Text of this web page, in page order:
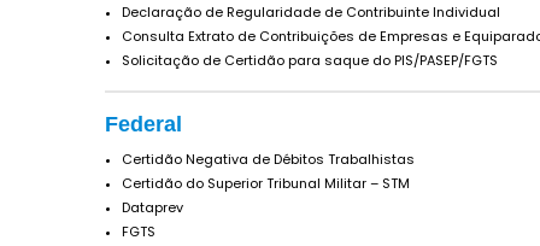
Declaração de Regularidade de Contribuinte Individual
Consulta Extrato de Contribuições de Empresas e
Solicitação de Certidão para saque do PIS/PASEP/FGTS
Federal
Certidão Negativa de Débitos Trabalhistas
Certidão do Superior Tribunal Militar – STM
Dataprev
FGTS